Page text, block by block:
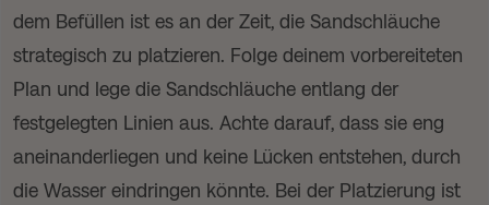
dem Befüllen ist es an der Zeit, die Sandschläuche
strategisch zu platzieren. Folge deinem vorbereiteten
Plan und lege die Sandschläuche entlang der
festgelegten Linien aus. Achte darauf, dass sie eng
aneinanderliegen und keine Lücken entstehen, durch
die Wasser eindringen könnte. Bei der Platzierung ist